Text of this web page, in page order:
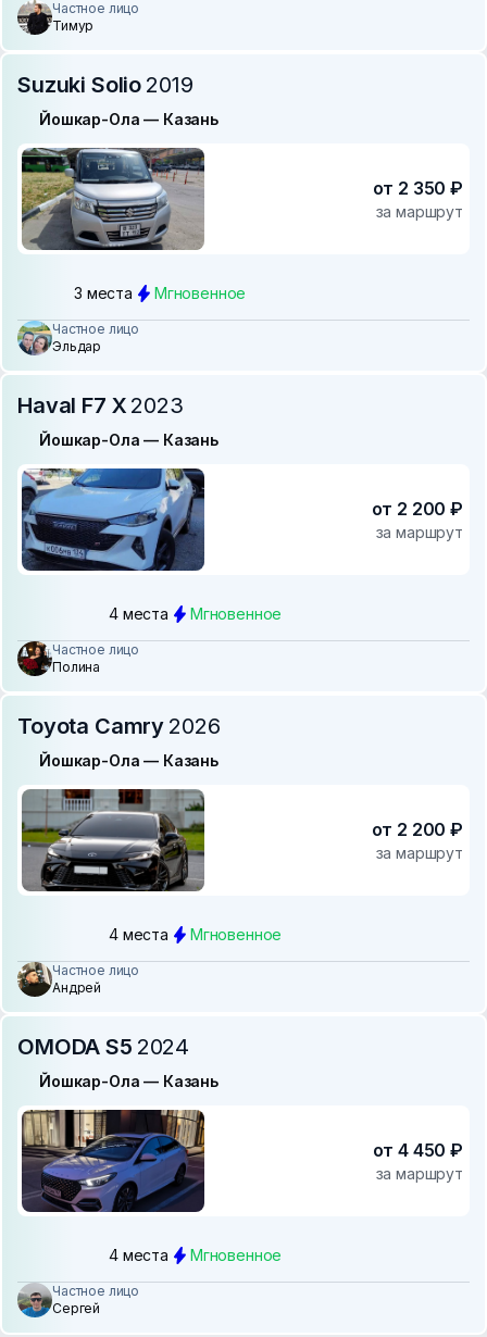
Частное лицо
Тимур
Suzuki Solio 2019
Йошкар-Ола — Казань
за маршрут
от 2 350 ₽
3 места Мгновенное
Частное лицо
Эльдар
Haval F7 X 2023
Йошкар-Ола — Казань
за маршрут
от 2 200 ₽
4 места Мгновенное
Частное лицо
Полина
Toyota Camry 2026
Йошкар-Ола — Казань
за маршрут
от 2 200 ₽
4 места Мгновенное
Частное лицо
Андрей
OMODA S5 2024
Йошкар-Ола — Казань
за маршрут
от 4 450 ₽
4 места Мгновенное
Частное лицо
Сергей